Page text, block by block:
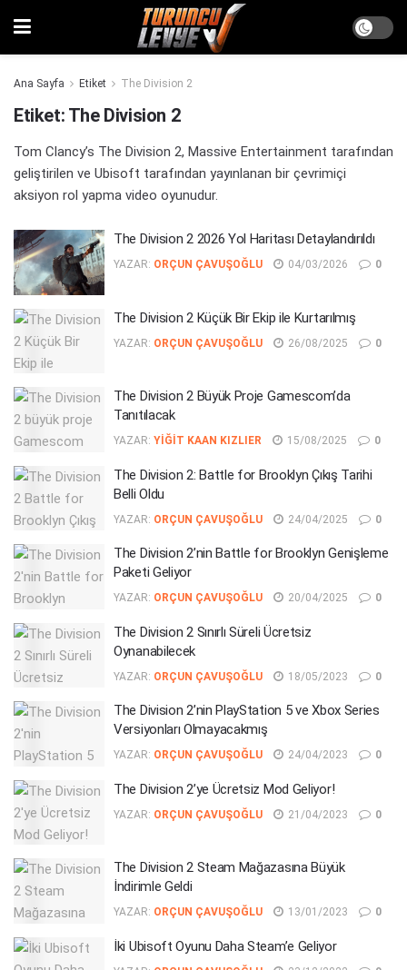
Ana Sayfa Etiket The Division 2
Etiket: The Division 2
Tom Clancy’s The Division 2, Massive Entertainment tarafından
geliştirilen ve Ubisoft tarafından yayınlanan bir çevrimiçi
aksiyon rol yapma video oyunudur.
The Division 2 2026 Yol Haritası Detaylandırıldı
YAZAR: ORÇUN ÇAVUŞOĞLU 04/03/2026 0
The Division 2 Küçük Bir Ekip ile Kurtarılmış
YAZAR: ORÇUN ÇAVUŞOĞLU 26/08/2025 0
The Division 2 Büyük Proje Gamescom’da
Tanıtılacak
YAZAR: YIĞIT KAAN KIZLIER 15/08/2025 0
The Division 2: Battle for Brooklyn Çıkış Tarihi
Belli Oldu
YAZAR: ORÇUN ÇAVUŞOĞLU 24/04/2025 0
The Division 2’nin Battle for Brooklyn Genişleme
Paketi Geliyor
YAZAR: ORÇUN ÇAVUŞOĞLU 20/04/2025 0
The Division 2 Sınırlı Süreli Ücretsiz
Oynanabilecek
YAZAR: ORÇUN ÇAVUŞOĞLU 18/05/2023 0
The Division 2’nin PlayStation 5 ve Xbox Series
Versiyonları Olmayacakmış
YAZAR: ORÇUN ÇAVUŞOĞLU 24/04/2023 0
The Division 2’ye Ücretsiz Mod Geliyor!
YAZAR: ORÇUN ÇAVUŞOĞLU 21/04/2023 0
The Division 2 Steam Mağazasına Büyük
İndirimle Geldi
YAZAR: ORÇUN ÇAVUŞOĞLU 13/01/2023 0
İki Ubisoft Oyunu Daha Steam’e Geliyor